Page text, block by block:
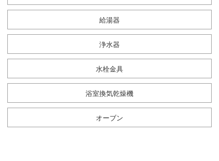
給湯器
浄水器
水栓金具
浴室換気乾燥機
オーブン